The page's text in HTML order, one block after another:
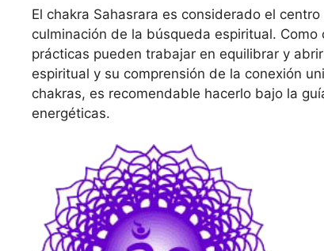
El chakra Sahasrara es considerado el
culminación de la búsqueda espiritual.
prácticas pueden trabajar en equilibrar y
espiritual y su comprensión de la conexión
chakras, es recomendable hacerlo bajo la
energéticas.